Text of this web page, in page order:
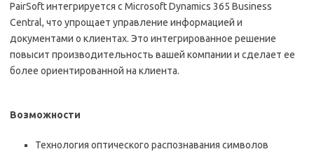
PairSoft интегрируется с Microsoft Dynamics 365 Business
Central, что упрощает управление информацией и
документами о клиентах. Это интегрированное решение
повысит производительность вашей компании и сделает ее
более ориентированной на клиента.
Возможности
Технология оптического распознавания символов